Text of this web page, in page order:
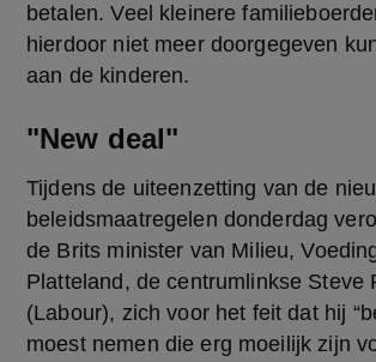
betalen. Veel kleinere
hierdoor niet meer doorgegeven
aan de kinderen.
"New deal"
Tijdens de uiteenzetting van de
beleidsmaatregelen donderdag
de Brits minister van Milieu,
Platteland, de centrumlinkse Steve
(Labour), zich voor het feit dat hij
moest nemen die erg moeilijk zijn